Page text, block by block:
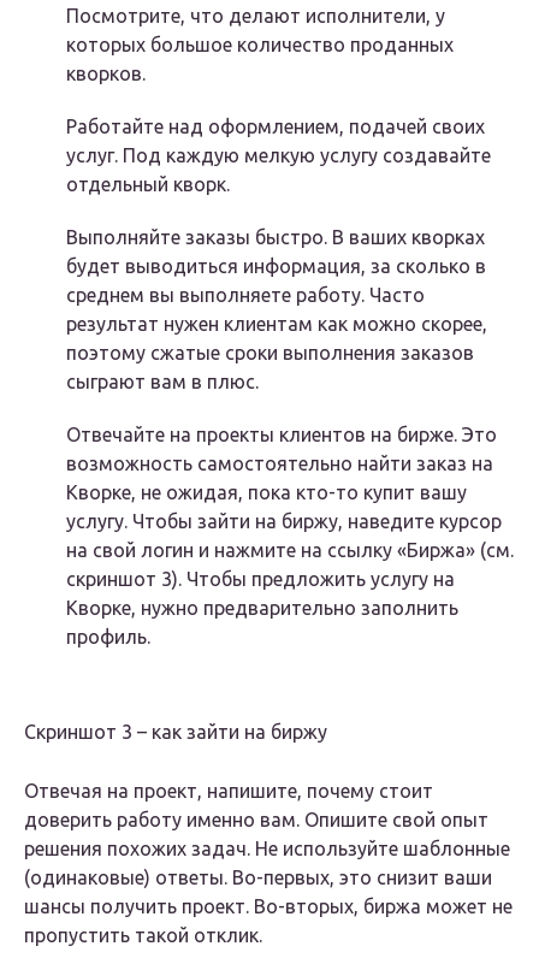
Посмотрите, что делают исполнители, у
которых большое количество проданных
кворков.
Работайте над оформлением, подачей своих
услуг. Под каждую мелкую услугу создавайте
отдельный кворк.
Выполняйте заказы быстро. В ваших кворках
будет выводиться информация, за сколько в
среднем вы выполняете работу. Часто
результат нужен клиентам как можно скорее,
поэтому сжатые сроки выполнения заказов
сыграют вам в плюс.
Отвечайте на проекты клиентов на бирже. Это
возможность самостоятельно найти заказ на
Кворке, не ожидая, пока кто-то купит вашу
услугу. Чтобы зайти на биржу, наведите курсор
на свой логин и нажмите на ссылку «Биржа» (см.
скриншот 3). Чтобы предложить услугу на
Кворке, нужно предварительно заполнить
профиль.
Скриншот 3 – как зайти на биржу
Отвечая на проект, напишите, почему стоит
доверить работу именно вам. Опишите свой опыт
решения похожих задач. Не используйте шаблонные
(одинаковые) ответы. Во-первых, это снизит ваши
шансы получить проект. Во-вторых, биржа может не
пропустить такой отклик.